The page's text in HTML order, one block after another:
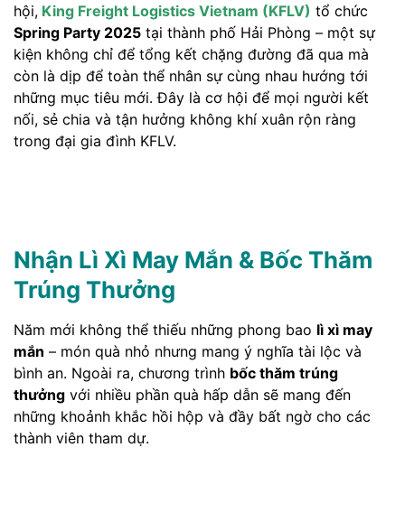
hội, King Freight Logistics Vietnam (KFLV) tổ chức
Spring Party 2025 tại thành phố Hải Phòng – một sự
kiện không chỉ để tổng kết chặng đường đã qua mà
còn là dịp để toàn thể nhân sự cùng nhau hướng tới
những mục tiêu mới. Đây là cơ hội để mọi người kết
nối, sẻ chia và tận hưởng không khí xuân rộn ràng
trong đại gia đình KFLV.
Nhận Lì Xì May Mắn & Bốc Thăm
Trúng Thưởng
Năm mới không thể thiếu những phong bao lì xì may
mắn – món quà nhỏ nhưng mang ý nghĩa tài lộc và
bình an. Ngoài ra, chương trình bốc thăm trúng
thưởng với nhiều phần quà hấp dẫn sẽ mang đến
những khoảnh khắc hồi hộp và đầy bất ngờ cho các
thành viên tham dự.